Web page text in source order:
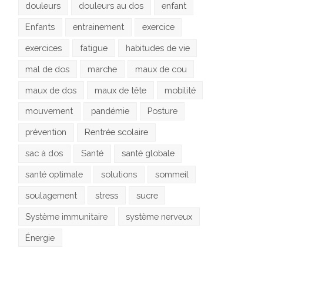
douleurs douleurs au dos enfant
Enfants entrainement exercice
exercices fatigue habitudes de vie
mal de dos marche maux de cou
maux de dos maux de tête mobilité
mouvement pandémie Posture
prévention Rentrée scolaire
sac à dos Santé santé globale
santé optimale solutions sommeil
soulagement stress sucre
Système immunitaire système nerveux
Énergie